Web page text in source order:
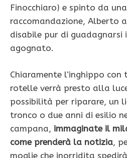
Finocchiaro) e spinto da
raccomandazione, Alberto
disabile pur di
agognato.
Chiaramente l’inghippo
rotelle verrà presto alla
possibilità per riparare, un
tronco o due anni di esilio
campana, immaginate il
come prenderà la notizia,
moglie che inorridita